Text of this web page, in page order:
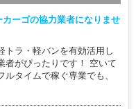
ーゴの協力業者になりませ
トラ・軽バンを有効活用し
者がぴったりです！ 空いて
タイムで稼ぐ専業でも、